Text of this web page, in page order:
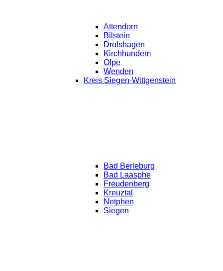
Attendorn
Bilstein
Drolshagen
Kirchhundem
Olpe
Wenden
Kreis Siegen-Wittgenstein
Bad Berleburg
Bad Laasphe
Freudenberg
Kreuztal
Netphen
Siegen